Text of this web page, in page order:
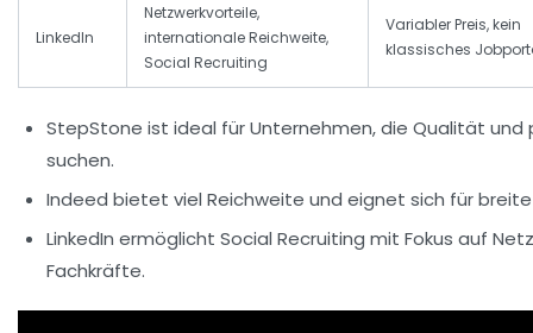
LinkedIn
Netzwerkvorteile,
internationale Reichweite,
Social Recruiting
Variabler Preis, kein
klassisches
StepStone ist ideal für Unternehmen, die Qualität und
suchen.
Indeed bietet viel Reichweite und eignet sich für
LinkedIn ermöglicht Social Recruiting mit Fokus auf
Fachkräfte.